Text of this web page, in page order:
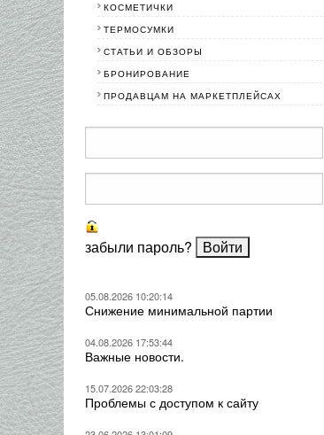
КОСМЕТИЧКИ
ТЕРМОСУМКИ
СТАТЬИ И ОБЗОРЫ
БРОНИРОВАНИЕ
ПРОДАВЦАМ НА МАРКЕТПЛЕЙСАХ
забыли пароль?
05.08.2026 10:20:14
Снижение минимальной партии
04.08.2026 17:53:44
Важные новости.
15.07.2026 22:03:28
Проблемы с доступом к сайту